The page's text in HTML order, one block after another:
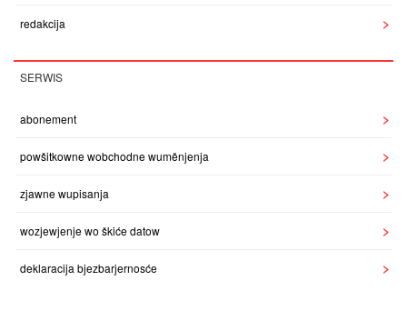
redakcija
SERWIS
abonement
powšitkowne wobchodne wuměnjenja
zjawne wupisanja
wozjewjenje wo škiće datow
deklaracija bjezbarjernosće